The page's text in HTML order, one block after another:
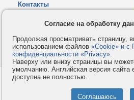
Контакты
Как оплатить
© 2008-2026VMESTE.EU
Согласие на обработку
Продолжая просматривать страницу,
использованием файлов «Cookie» и с
конфиденциальности «Privacy».
Наверху или внизу страницы вы
умолчанию. Английская версия сайта
доступна не полностью.